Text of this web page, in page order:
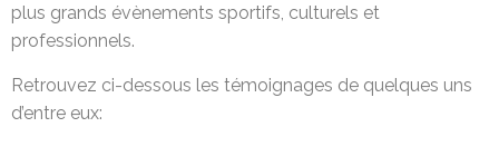
plus grands évènements sportifs, culturels et
professionnels.
Retrouvez ci-dessous les témoignages de quelques uns
d’entre eux: